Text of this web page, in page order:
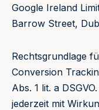
Google Ireland
Barrow Street,
Rechtsgrundlage
Conversion
Abs. 1 lit. a
jederzeit mit